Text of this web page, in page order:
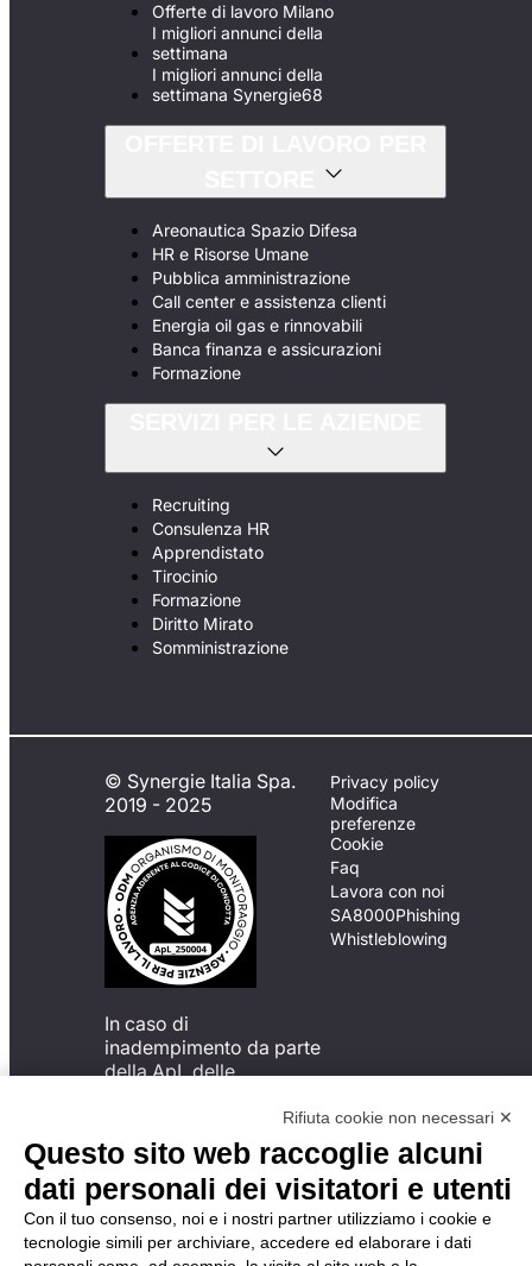
Offerte di lavoro Milano
I migliori annunci della
settimana
I migliori annunci della
settimana Synergie68
Areonautica Spazio Difesa
HR e Risorse Umane
Pubblica amministrazione
Call center e assistenza clienti
Energia oil gas e rinnovabili
Banca finanza e assicurazioni
Formazione
Recruiting
Consulenza HR
Apprendistato
Tirocinio
Formazione
Diritto Mirato
Somministrazione
© Synergie Italia Spa.
2019 - 2025
In caso di
inadempimento da parte
della ApL delle
del Codice di Condotta, è
possibile presentare un
reclamo
all’Organismo di
Monitoraggio utilizzando
una delle modalità
descritte al seguente
Privacy policy
Modifica
preferenze
Cookie
Faq
Lavora con noi
SA8000Phishing
Whistleblowing
Rifiuta cookie non necessari ✕
Questo sito web raccoglie alcuni
dati personali dei visitatori e utenti
Con il tuo consenso, noi e i nostri partner utilizziamo i cookie e
tecnologie simili per archiviare, accedere ed elaborare i dati